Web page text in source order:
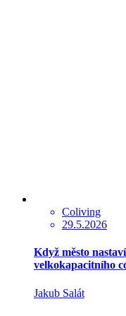
Coliving
29.5.2026
Když město
velkokapacitního
Jakub Salát